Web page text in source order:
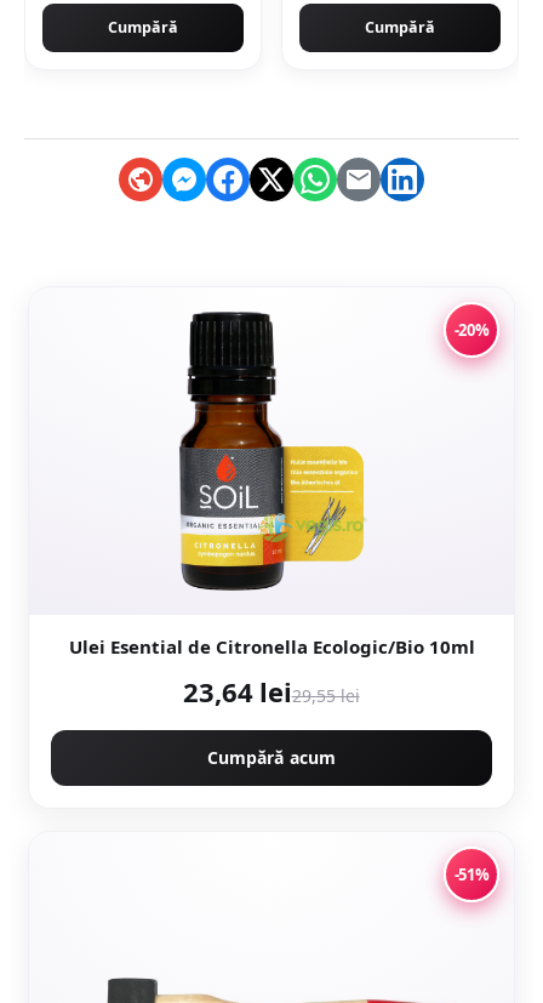
Cumpără Cumpără
-20%
Ulei Esential de Citronella Ecologic/Bio 10ml
23,64 lei29,55 lei
Cumpără acum
-51%